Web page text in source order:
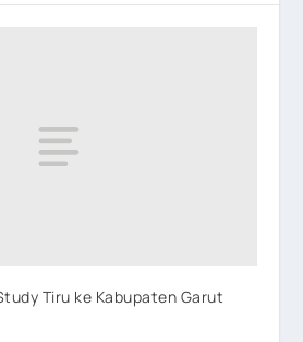
Tiru ke Kabupaten Garut